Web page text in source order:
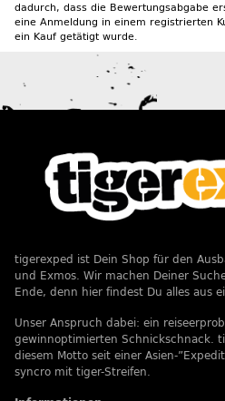
dadurch, dass die Bewertungsabgabe
eine Anmeldung in einem registrierten
ein Kauf getätigt wurde.
tigerexped ist Dein Shop für den
und Exmos. Wir machen Deiner
Ende, denn hier findest Du alles aus
Unser Anspruch dabei: ein
gewinnoptimierten Schnickschnack.
diesem Motto seit einer Asien-
syncro mit tiger-Streifen.